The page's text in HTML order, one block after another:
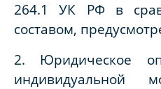
264.1 УК РФ в
составом,
2. Юридическое
индивидуальной